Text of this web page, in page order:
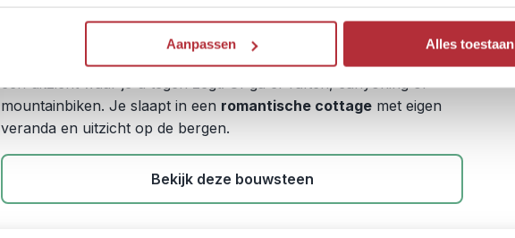
Aanpassen Alles toestaan
gletsjer merenen stokoude pijnbomen met daartussen
smaragdgroene Tara rivier, daar slaap jij de komende nachten
vlakbij. Wandel rondom hetzwarte meerof hike de berg op voor
een uitzicht waar je u tegen zegt. Of ga er raften, canyoning of
mountainbiken. Je slaapt in een romantische cottage met eigen
veranda en uitzicht op de bergen.
Bekijk deze bouwsteen